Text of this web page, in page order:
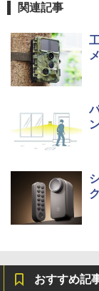
関連記事
おすすめ記